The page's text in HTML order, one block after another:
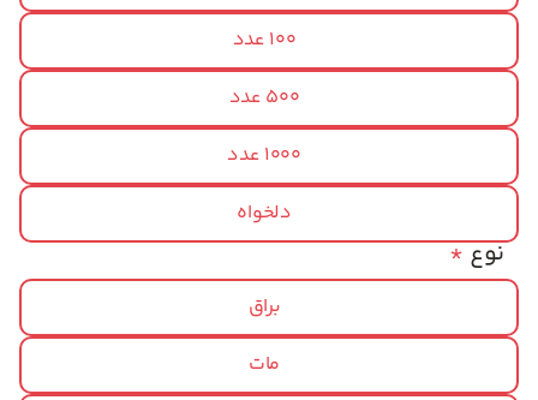
100 عدد
500 عدد
1000 عدد
دلخواه
*نوع
براق
مات